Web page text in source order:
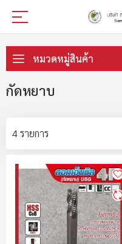
ไป
ที่
หมวดหมู่สินค้า
กัดหยาบ
4รายการ